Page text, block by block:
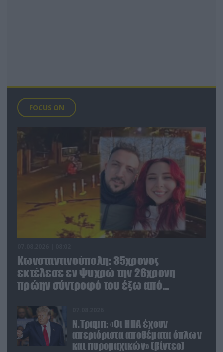
FOCUS ON
Κωνσταντινούπολη: 35χρονος
εκτέλεσε εν ψυχρώ την 26χρονη
πρώην σύντροφό του έξω από
φαρμακείο (βίντεο)
Ν.Τραμπ: «Οι ΗΠΑ έχουν
απεριόριστα αποθέματα όπλων
και πυρομαχικών» (βίντεο)